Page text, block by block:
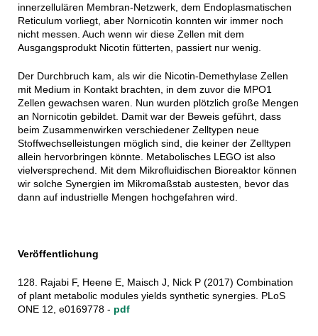
innerzellulären Membran-Netzwerk, dem Endoplasmatischen
Reticulum vorliegt, aber Nornicotin konnten wir immer noch
nicht messen. Auch wenn wir diese Zellen mit dem
Ausgangsprodukt Nicotin fütterten, passiert nur wenig.
Der Durchbruch kam, als wir die Nicotin-Demethylase Zellen
mit Medium in Kontakt brachten, in dem zuvor die MPO1
Zellen gewachsen waren. Nun wurden plötzlich große Mengen
an Nornicotin gebildet. Damit war der Beweis geführt, dass
beim Zusammenwirken verschiedener Zelltypen neue
Stoffwechselleistungen möglich sind, die keiner der Zelltypen
allein hervorbringen könnte. Metabolisches LEGO ist also
vielversprechend. Mit dem Mikrofluidischen Bioreaktor können
wir solche Synergien im Mikromaßstab austesten, bevor das
dann auf industrielle Mengen hochgefahren wird.
Veröffentlichung
128. Rajabi F, Heene E, Maisch J, Nick P (2017) Combination
of plant metabolic modules yields synthetic synergies. PLoS
ONE 12, e0169778 - pdf